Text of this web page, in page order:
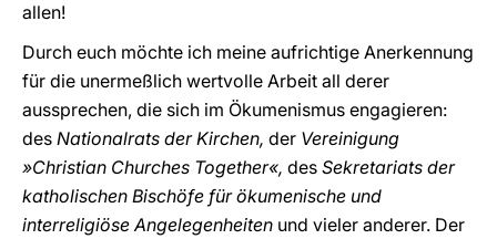
allen!
Durch euch möchte ich meine aufrichtige Anerkennung
für die unermeßlich wertvolle Arbeit all derer
aussprechen, die sich im Ökumenismus engagieren:
des Nationalrats der Kirchen, der Vereinigung
»Christian Churches Together«, des Sekretariats der
katholischen Bischöfe für ökumenische und
interreligiöse Angelegenheiten und vieler anderer. Der